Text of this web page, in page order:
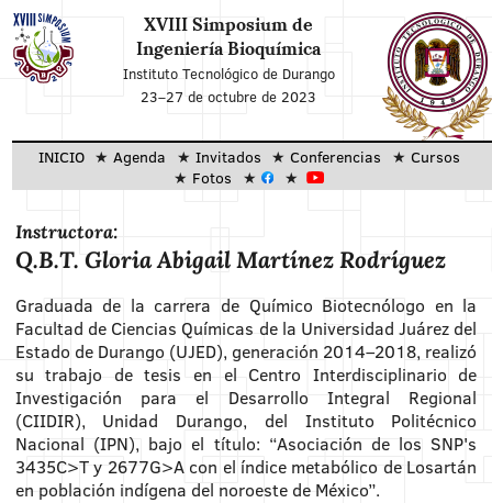
XVIII Simposium de
Ingeniería Bioquímica
Instituto Tecnológico de Durango
23–27 de octubre de 2023
INICIO Agenda Invitados Conferencias
Cursos
Fotos
Instructora:
Q.B.T. Gloria Abigail Martínez Rodríguez
Graduada de la carrera de Químico Biotecnólogo en la
Facultad de Ciencias Químicas de la Universidad Juárez del
Estado de Durango (UJED), generación 2014–2018, realizó
su trabajo de tesis en el Centro Interdisciplinario de
Investigación para el Desarrollo Integral Regional
(CIIDIR), Unidad Durango, del Instituto Politécnico
Nacional (IPN), bajo el título: “Asociación de los SNP's
3435C>T y 2677G>A con el índice metabólico de Losartán
en población indígena del noroeste de México”.